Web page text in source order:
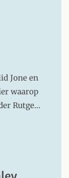
Jone en
waarop
Rutge…